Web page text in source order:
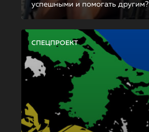
успешными и помогать другим?
СПЕЦПРОЕКТ